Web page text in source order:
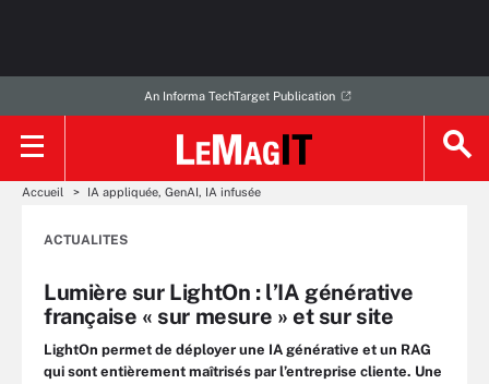
An Informa TechTarget Publication
Accueil IA appliquée, GenAI, IA infusée
ACTUALITES
Lumière sur LightOn : l’IA générative
française « sur mesure » et sur site
LightOn permet de déployer une IA générative et un RAG
qui sont entièrement maîtrisés par l’entreprise cliente. Une